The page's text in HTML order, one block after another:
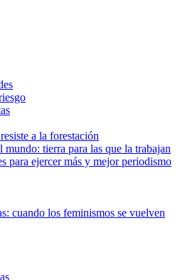
a la forestación
mundo: tierra para las que la trabajan
para ejercer más y mejor periodismo
cuando los feminismos se vuelven